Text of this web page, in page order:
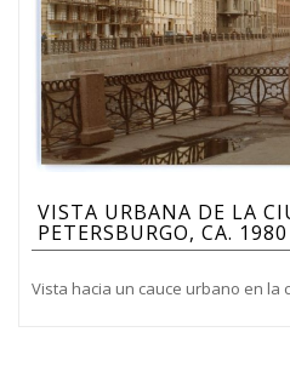
VISTA URBANA DE LA
PETERSBURGO, CA. 1980
Vista hacia un cauce urbano en la